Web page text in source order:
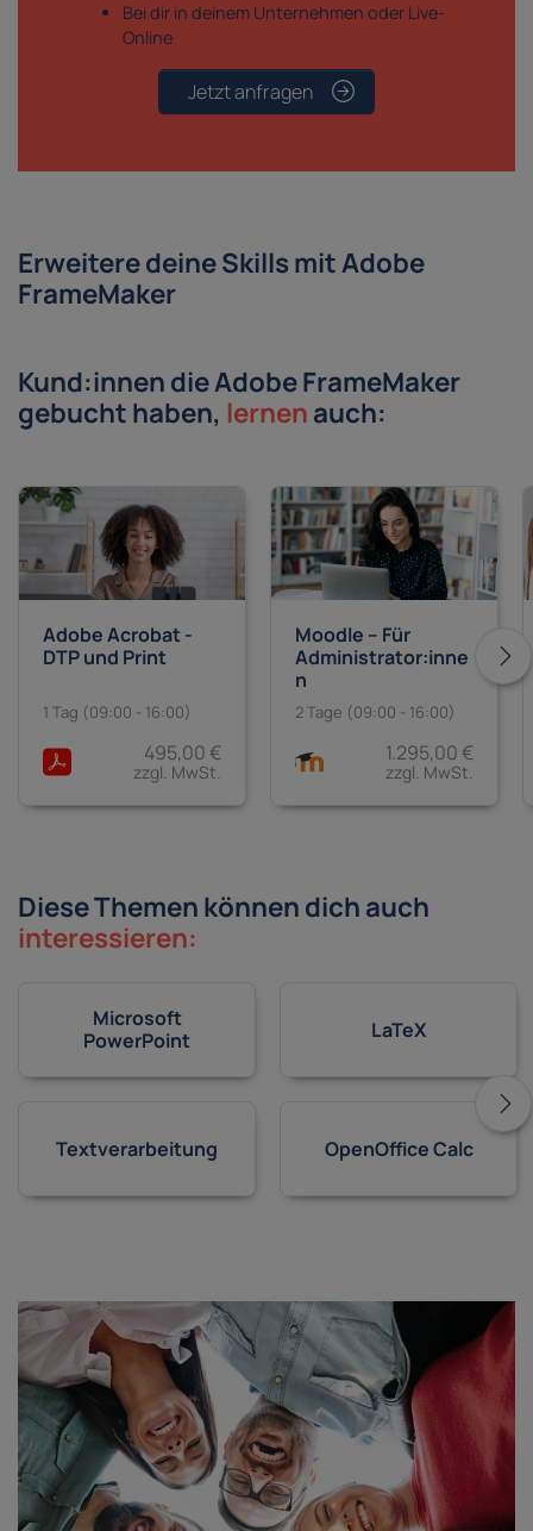
Bei dir in deinem Unternehmen oder Live-
Online
Jetzt anfragen
Erweitere deine Skills mit Adobe
FrameMaker
Kund:innen die Adobe FrameMaker
gebucht haben, lernenauch:
Adobe Acrobat -
DTP und Print
1 Tag (09:00 - 16:00)
495,00 €
zzgl. MwSt.
Moodle – Für
Administrator:inne
n
2 Tage (09:00 - 16:00)
1.295,00 €
zzgl. MwSt.
Diese Themen können dich auch
interessieren:
Microsoft
PowerPoint
Textverarbeitung
LaTeX
OpenOffice Calc